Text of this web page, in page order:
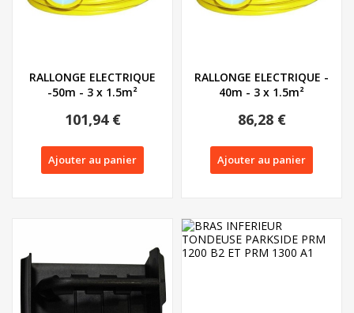
RALLONGE ELECTRIQUE
-50m - 3 x 1.5m²
101,94 €
Ajouter au panier
RALLONGE ELECTRIQUE -
40m - 3 x 1.5m²
86,28 €
Ajouter au panier